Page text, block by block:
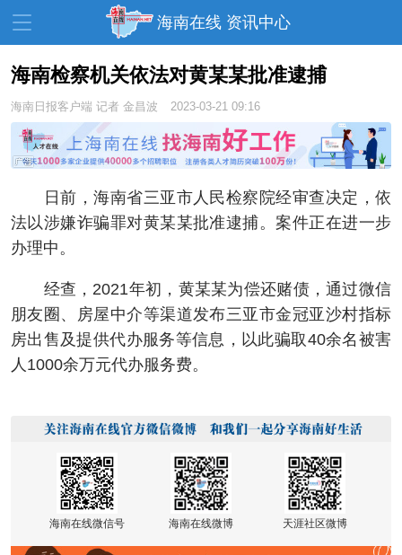
海南在线 资讯中心
资讯中心 热点 旅游
文体 消费 财经
家装 交通 美食
生活
展会 走读海南 周末去哪儿
人才在线 天涯企服
海南检察机关依法对黄某某批准逮捕
海南日报客户端 记者 金昌波 2023-03-21 09:16
日前，海南省三亚市人民检察院经审查决定，依
法以涉嫌诈骗罪对黄某某批准逮捕。案件正在进一步
办理中。
经查，2021年初，黄某某为偿还赌债，通过微信
朋友圈、房屋中介等渠道发布三亚市金冠亚沙村指标
房出售及提供代办服务等信息，以此骗取40余名被害
人1000余万元代办服务费。
海南在线微信号 海南在线微博 天涯社区微博